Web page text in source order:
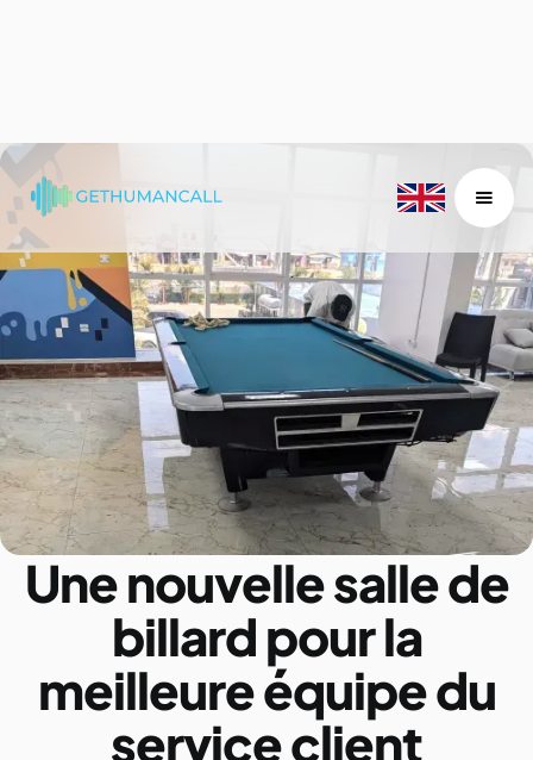
Une nouvelle salle de
billard pour la
meilleure équipe du
service client